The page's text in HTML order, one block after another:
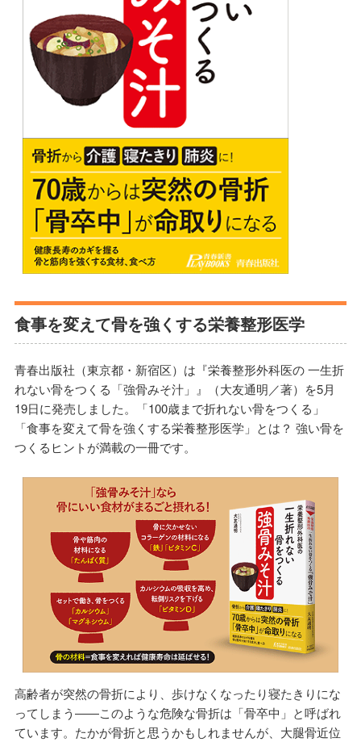
食事を変えて骨を強くする栄養整形医学
青春出版社（東京都・新宿区）は『栄養整形外科医の 一生折
れない骨をつくる「強骨みそ汁」』（大友通明／著）を5月
19日に発売しました。「100歳まで折れない骨をつくる」
「食事を変えて骨を強くする栄養整形医学」とは？ 強い骨を
つくるヒントが満載の一冊です。
高齢者が突然の骨折により、歩けなくなったり寝たきりにな
ってしまう――このような危険な骨折は「骨卒中」と呼ばれ
ています。たかが骨折と思うかもしれませんが、大腿骨近位